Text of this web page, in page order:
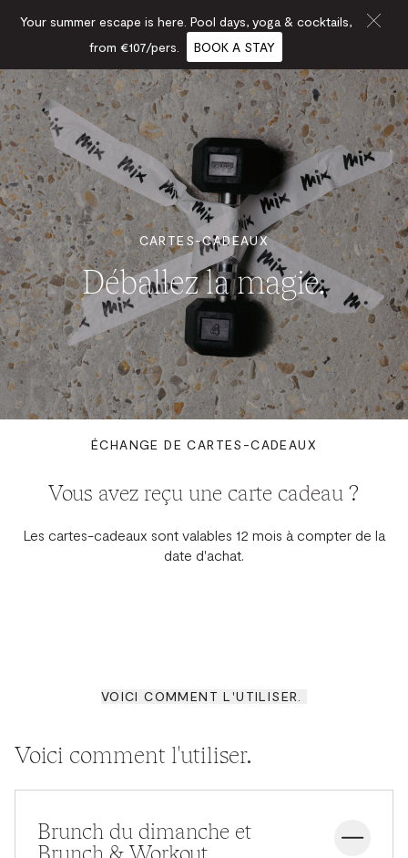
CARTES-CADEAUX
Déballez la magie.
ÉCHANGE DE CARTES-CADEAUX
Vous avez reçu une carte cadeau ?
Les cartes-cadeaux sont valables 12 mois à compter de la
date d'achat.
VOICI COMMENT L'UTILISER.
Voici comment l'utiliser.
Brunch du dimanche et
Brunch & Workout
Your summer escape is here. Pool days, yoga & cocktails,
from €107/pers.
BOOK A STAY